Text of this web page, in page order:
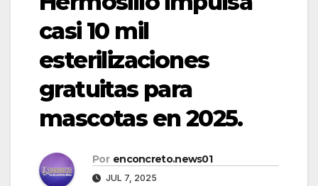
casi 10 mil
esterilizaciones
gratuitas para
mascotas en 2025.
Por enconcreto.news01
JUL 7, 2025